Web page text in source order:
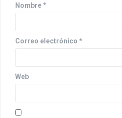
n
Nombre*
Correo electrónico *
Web